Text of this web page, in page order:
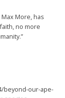
More, has
no more
beyond-our-ape-